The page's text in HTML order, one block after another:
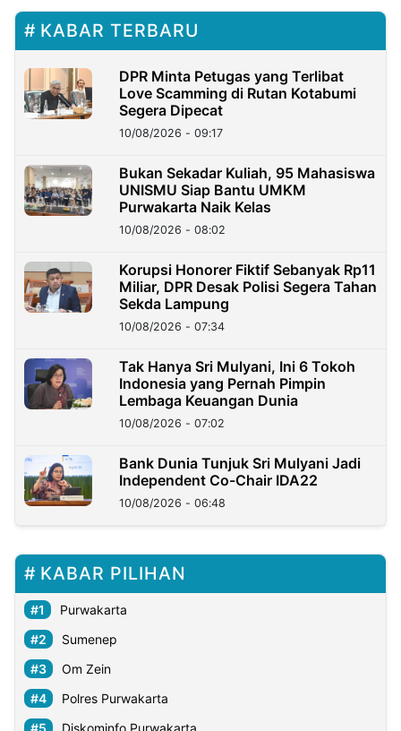
KABAR TERBARU
DPR Minta Petugas yang Terlibat
Love Scamming di Rutan Kotabumi
Segera Dipecat
10/08/2026 - 09:17
Bukan Sekadar Kuliah, 95 Mahasiswa
UNISMU Siap Bantu UMKM
Purwakarta Naik Kelas
10/08/2026 - 08:02
Korupsi Honorer Fiktif Sebanyak Rp11
Miliar, DPR Desak Polisi Segera Tahan
Sekda Lampung
10/08/2026 - 07:34
Tak Hanya Sri Mulyani, Ini 6 Tokoh
Indonesia yang Pernah Pimpin
Lembaga Keuangan Dunia
10/08/2026 - 07:02
Bank Dunia Tunjuk Sri Mulyani Jadi
Independent Co-Chair IDA22
10/08/2026 - 06:48
KABAR PILIHAN
Purwakarta
Sumenep
Om Zein
Polres Purwakarta
Diskominfo Purwakarta